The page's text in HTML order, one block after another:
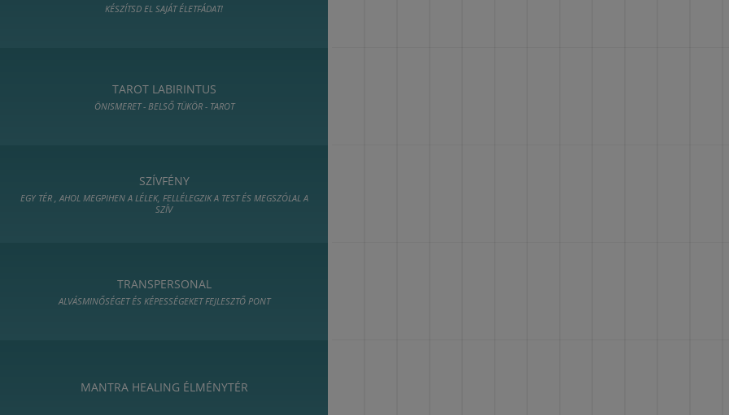
KÉSZÍTSD EL SAJÁT ÉLETFÁDAT!
TAROT LABIRINTUS
ÖNISMERET - BELSŐ TÜKÖR - TAROT
SZÍVFÉNY
EGY TÉR , AHOL MEGPIHEN A LÉLEK, FELLÉLEGZIK A TEST ÉS MEGSZÓLAL A
SZÍV
TRANSPERSONAL
ALVÁSMINŐSÉGET ÉS KÉPESSÉGEKET FEJLESZTŐ PONT
MANTRA HEALING ÉLMÉNYTÉR